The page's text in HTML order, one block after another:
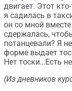
двигает. Этот
я садилась в
он со мной
сдержалась,
потанцевали? Я
форме выдает
Нет тоски…Есть
(Из дневников